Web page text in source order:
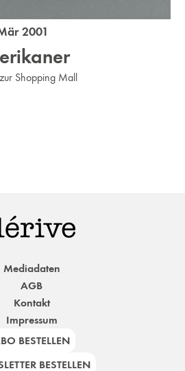
2001
Shopping Mall
Mediadaten
AGB
Kontakt
Impressum
BESTELLEN
BESTELLEN